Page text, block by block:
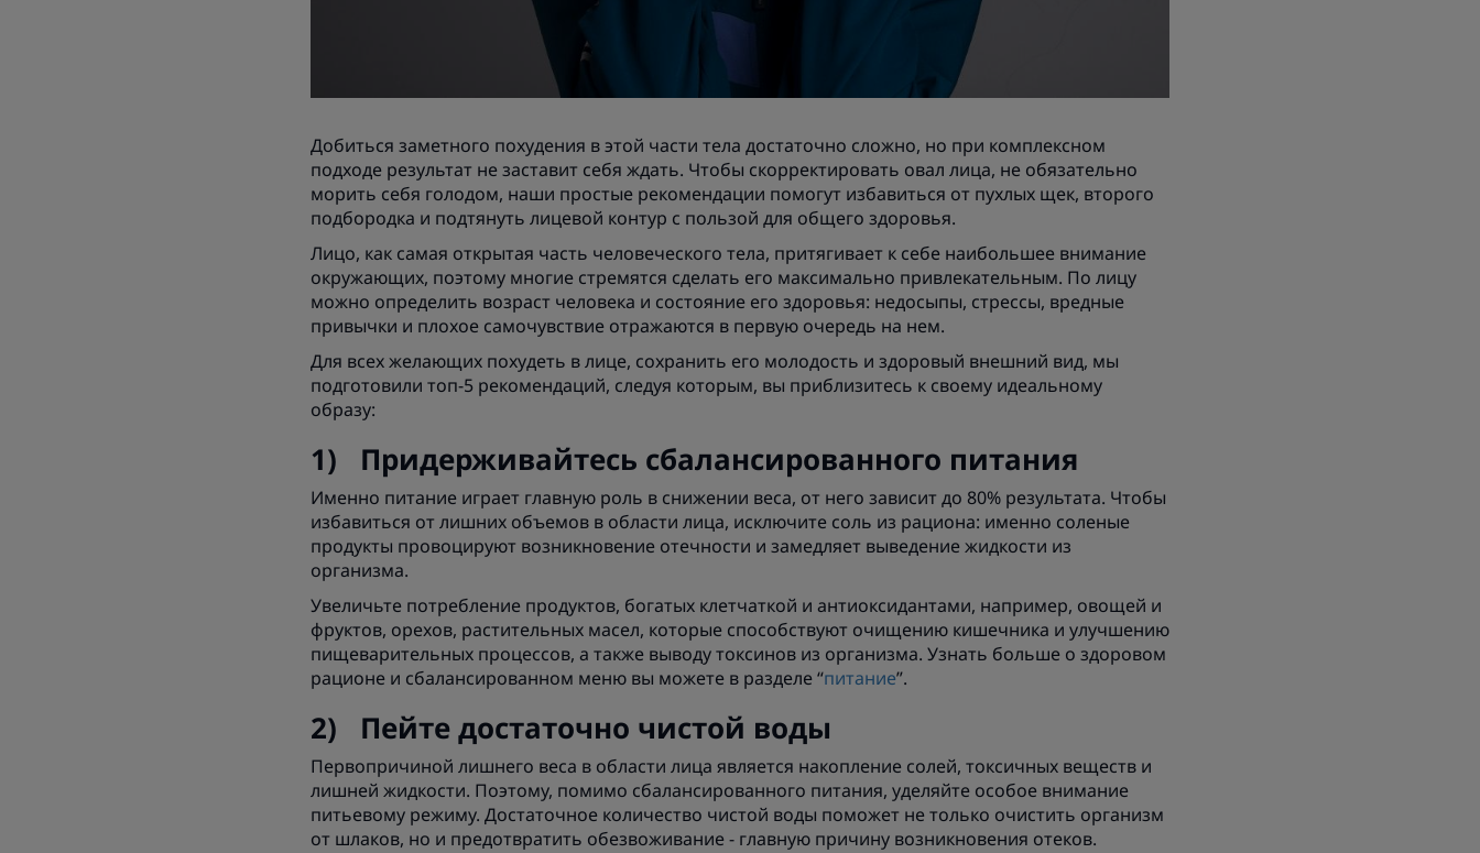
Добиться заметного похудения в этой части тела достаточно сложно, но при комплексном
подходе результат не заставит себя ждать. Чтобы скорректировать овал лица, не обязательно
морить себя голодом, наши простые рекомендации помогут избавиться от пухлых щек, второго
подбородка и подтянуть лицевой контур с пользой для общего здоровья.
Лицо, как самая открытая часть человеческого тела, притягивает к себе наибольшее внимание
окружающих, поэтому многие стремятся сделать его максимально привлекательным. По лицу
можно определить возраст человека и состояние его здоровья: недосыпы, стрессы, вредные
привычки и плохое самочувствие отражаются в первую очередь на нем.
Для всех желающих похудеть в лице, сохранить его молодость и здоровый внешний вид, мы
подготовили топ-5 рекомендаций, следуя которым, вы приблизитесь к своему идеальному
образу:
1) Придерживайтесь сбалансированного питания
Именно питание играет главную роль в снижении веса, от него зависит до 80% результата. Чтобы
избавиться от лишних объемов в области лица, исключите соль из рациона: именно соленые
продукты провоцируют возникновение отечности и замедляет выведение жидкости из
организма.
Увеличьте потребление продуктов, богатых клетчаткой и антиоксидантами, например, овощей и
фруктов, орехов, растительных масел, которые способствуют очищению кишечника и улучшению
пищеварительных процессов, а также выводу токсинов из организма. Узнать больше о здоровом
рационе и сбалансированном меню вы можете в разделе “питание”.
2) Пейте достаточно чистой воды
Первопричиной лишнего веса в области лица является накопление солей, токсичных веществ и
лишней жидкости. Поэтому, помимо сбалансированного питания, уделяйте особое внимание
питьевому режиму. Достаточное количество чистой воды поможет не только очистить организм
от шлаков, но и предотвратить обезвоживание - главную причину возникновения отеков.